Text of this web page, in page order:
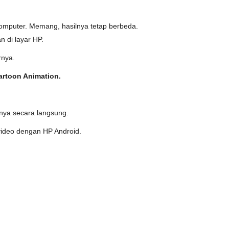
Memang, hasilnya tetap berbeda.
di layar HP.
Animation.
secara langsung.
dengan HP Android.